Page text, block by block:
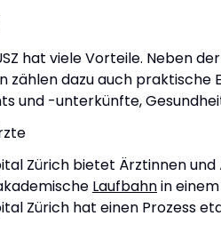
hat viele Vorteile. Neben
zählen dazu auch
und -unterkünfte,
Zürich bietet Ärztinnen
Laufbahnin
Zürich hat einen Prozess